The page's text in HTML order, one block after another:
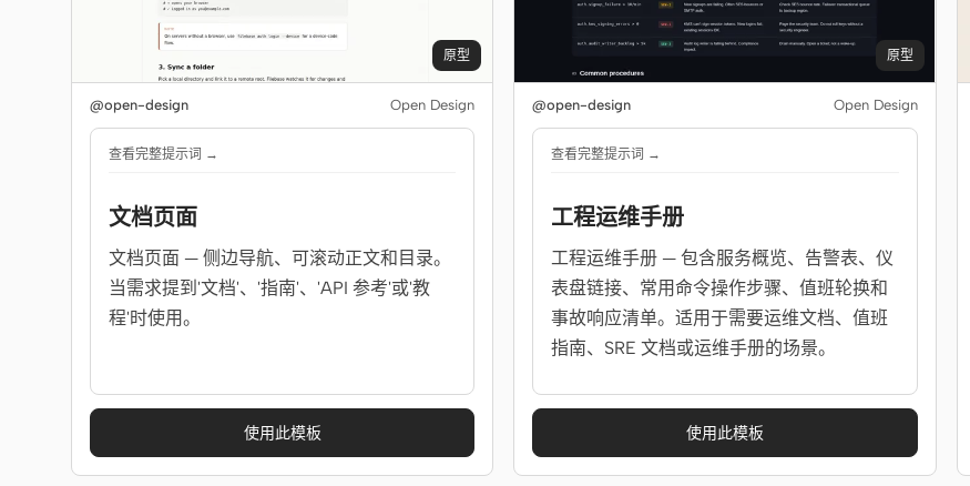
原型
@open-design Open Design
查看完整提示词 →
文档页面
文档页面 — 侧边导航、可滚动正文和目录。
当需求提到'文档'、'指南'、'API 参考'或'教
程'时使用。
使用此模板
原型
@open-design Open Design
查看完整提示词 →
工程运维手册
工程运维手册 — 包含服务概览、告警表、仪
表盘链接、常用命令操作步骤、值班轮换和
事故响应清单。适用于需要运维文档、值班
指南、SRE 文档或运维手册的场景。
使用此模板